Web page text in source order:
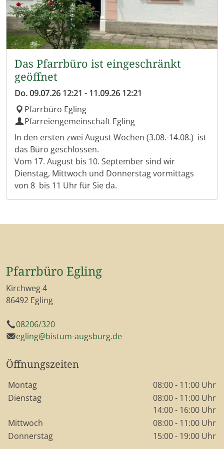
Die Mitglieder treffen sich beispielsweise im
Fasching, beim gemeinsamen Frühstück, zu
Vorträgen, beim Christkindlmarkt, bei Ausflügen
und zu kirchlichen Veranstaltungen. Bei den vielen
Zusammenkünften kommt natürlich das
gemütliche Beisammensein bei Kaffee und Kuchen
auch nicht zu kurz.
Der Frauenbund Zweigverein Egling-Heinrichshofen
ist ein eingetragener Verein, in dem Frauen jeden
Alters mit verschiedensten Interessen Platz finden.
Der Verein ist kirchlich, gesellschaftspolitisch und
sozial engagiert und vertritt die Interessen von
Frauen in Kirche, Gesellschaft und Politik. Durch
das Engagement der Frauen werden soziale und
caritative Anliegen vor Ort und über Eglings
Grenzen hinaus gefördert und unterstützt.
Das Pfarrbüro ist eingeschränkt
geöffnet
Do.09.07.26 12:21 - 11.09.26 12:21
Pfarrbüro Egling
Pfarreiengemeinschaft Egling
In den ersten zwei August Wochen (3.08.-14.08.) ist
das Büro geschlossen.
Vom 17. August bis 10. September sind wir
Dienstag, Mittwoch und Donnerstag vormittags
von 8 bis 11 Uhr für Sie da.
Pfarrbüro Egling
Kirchweg 4
86492 Egling
Telefon
08206/320
E-Mailegling@bistum-augsburg.de
Öffnungszeiten
Wochentage / Monate
Öffnungszeiten / Hinweise
Montag
08:00 - 11:00 Uhr
Dienstag
08:00 - 11:00 Uhr
14:00 - 16:00 Uhr
Mittwoch
08:00 - 11:00 Uhr
Donnerstag
15:00 - 19:00 Uhr